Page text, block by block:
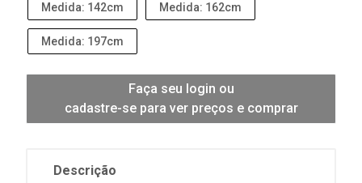
Medida: 142cm Medida: 162cm
Medida: 197cm
Faça seu login ou
cadastre-se para ver preços e comprar
Descrição